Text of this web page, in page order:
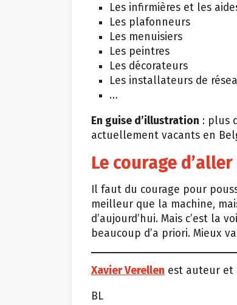
Les infirmières et les
Les plafonneurs
Les menuisiers
Les peintres
Les décorateurs
Les installateurs de
…
En guise d’illustration : plus
actuellement vacants en
Le courage
Il faut du courage pour
meilleur que la machine,
d’aujourd’hui. Mais c’est la
beaucoup d’a priori. Mieux
Xavier Verellen est auteur et
BL